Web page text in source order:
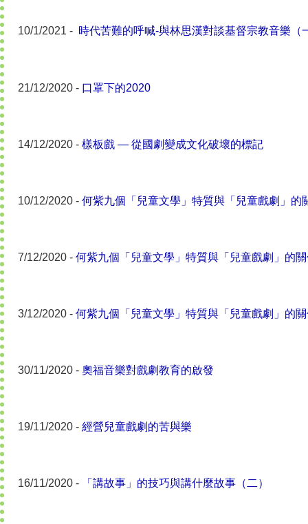
10/1/2021 - 時代苦難的呼喊-與林思漢對談基督宗教音樂（
21/12/2020 - 口罩下的2020
14/12/2020 - 樣板戲 — 從國劇變成文化破壞的標記
10/12/2020 - 何紫九個「兒童文學」特質與「兒童戲劇」的
7/12/2020 - 何紫九個「兒童文學」特質與「兒童戲劇」的
3/12/2020 - 何紫九個「兒童文學」特質與「兒童戲劇」的
30/11/2020 - 奧福音樂對戲劇教育的啟發
19/11/2020 - 經營兒童戲劇的苦與樂
16/11/2020 - 「講故事」的技巧與講什麼故事（二）